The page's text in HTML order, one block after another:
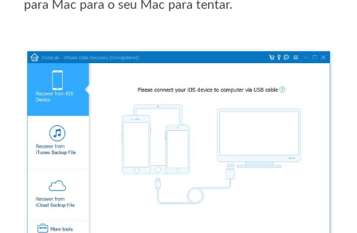
para Mac para o seu Mac para tentar.